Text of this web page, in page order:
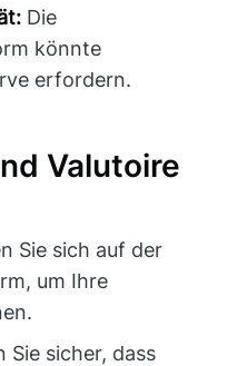
Die
könnte
erfordern.
Valutoire
Sie sich auf der
um Ihre
Sie sicher, dass